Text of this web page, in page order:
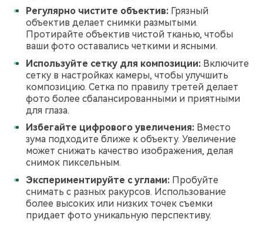
Регулярно чистите объектив: Грязный
объектив делает снимки размытыми.
Протирайте объектив чистой тканью, чтобы
ваши фото оставались четкими и ясными.
Используйте сетку для композиции: Включите
сетку в настройках камеры, чтобы улучшить
композицию. Сетка по правилу третей делает
фото более сбалансированными и приятными
для глаза.
Избегайте цифрового увеличения: Вместо
зума подходите ближе к объекту. Увеличение
может снижать качество изображения, делая
снимок пиксельным.
Экспериментируйте с углами: Пробуйте
снимать с разных ракурсов. Использование
более высоких или низких точек съемки
придает фото уникальную перспективу.